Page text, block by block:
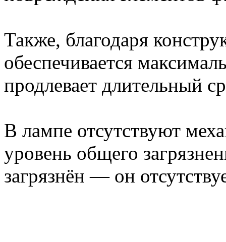
Также, благодаря
обеспечивается
продлевает длительный
В лампе отсутствуют
уровень общего
загрязнён — он